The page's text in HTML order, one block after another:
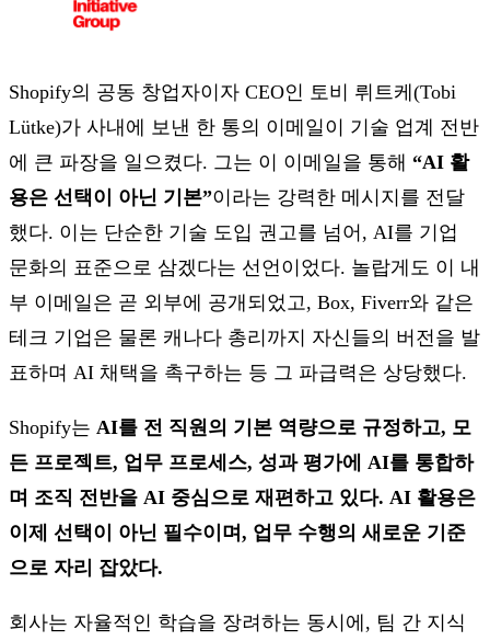
Shopify의 공동 창업자이자 CEO인 토비 뤼트케(Tobi
Lütke)가 사내에 보낸 한 통의 이메일이 기술 업계 전반
에 큰 파장을 일으켰다. 그는 이 이메일을 통해 “AI 활
용은 선택이 아닌 기본”이라는 강력한 메시지를 전달
했다. 이는 단순한 기술 도입 권고를 넘어, AI를 기업
문화의 표준으로 삼겠다는 선언이었다. 놀랍게도 이 내
부 이메일은 곧 외부에 공개되었고, Box, Fiverr와 같은
테크 기업은 물론 캐나다 총리까지 자신들의 버전을 발
표하며 AI 채택을 촉구하는 등 그 파급력은 상당했다.
Shopify는 AI를 전 직원의 기본 역량으로 규정하고, 모
든 프로젝트, 업무 프로세스, 성과 평가에 AI를 통합하
며 조직 전반을 AI 중심으로 재편하고 있다. AI 활용은
이제 선택이 아닌 필수이며, 업무 수행의 새로운 기준
으로 자리 잡았다.
회사는 자율적인 학습을 장려하는 동시에, 팀 간 지식